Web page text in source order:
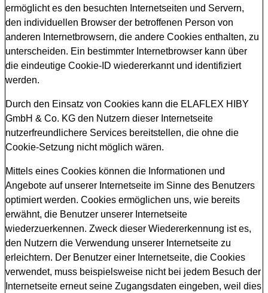
ermöglicht es den besuchten Internetseiten und Servern,
den individuellen Browser der betroffenen Person von
anderen Internetbrowsern, die andere Cookies enthalten, zu
unterscheiden. Ein bestimmter Internetbrowser kann über
die eindeutige Cookie-ID wiedererkannt und identifiziert
werden.
Durch den Einsatz von Cookies kann die ELAFLEX HIBY
GmbH & Co. KG den Nutzern dieser Internetseite
nutzerfreundlichere Services bereitstellen, die ohne die
Cookie-Setzung nicht möglich wären.
Mittels eines Cookies können die Informationen und
Angebote auf unserer Internetseite im Sinne des Benutzers
optimiert werden. Cookies ermöglichen uns, wie bereits
erwähnt, die Benutzer unserer Internetseite
wiederzuerkennen. Zweck dieser Wiedererkennung ist es,
den Nutzern die Verwendung unserer Internetseite zu
erleichtern. Der Benutzer einer Internetseite, die Cookies
verwendet, muss beispielsweise nicht bei jedem Besuch der
Internetseite erneut seine Zugangsdaten eingeben, weil dies